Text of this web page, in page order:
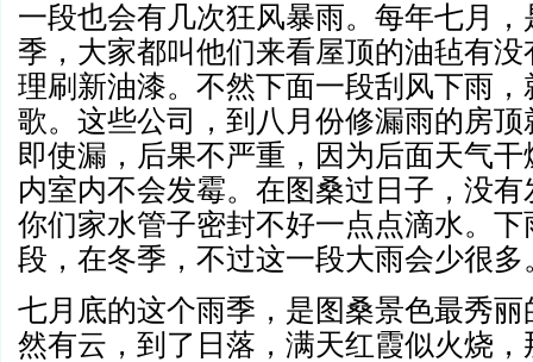
一段也会有几次狂风暴雨。每年七月
季，大家都叫他们来看屋顶的油毡有
理刷新油漆。不然下面一段刮风下雨
歌。这些公司，到八月份修漏雨的房
即使漏，后果不严重，因为后面天气
内室内不会发霉。在图桑过日子，没
你们家水管子密封不好一点点滴水。
段，在冬季，不过这一段大雨会少很多
七月底的这个雨季，是图桑景色最秀
然有云，到了日落，满天红霞似火烧